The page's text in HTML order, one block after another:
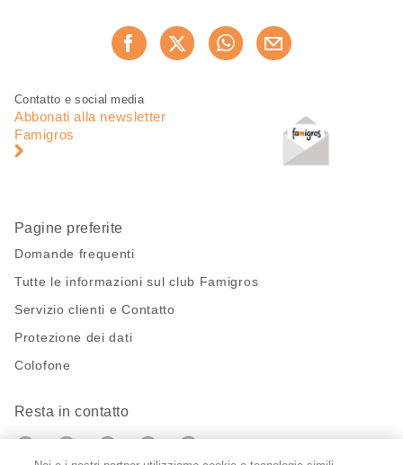
Consiglia ora
Piè
pagina
Navigazione
pagina
Contatto e social media
Abbonati alla newsletter
Famigros
Pagine preferite
Domande frequenti
Tutte le informazioni sul club Famigros
Servizio clienti e Contatto
Protezione dei dati
Colofone
Resta in contatto
https://twitter.com/migros?
https://www.youtube.com/user/
PinterestInstagram